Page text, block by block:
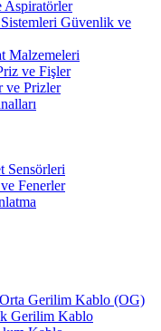
Aspiratörler
Güvenlik ve
Malzemeleri
ve Fişler
ve Prizler
Sensörleri
Fenerler
Orta Gerilim Kablo (OG)
Gerilim Kablo